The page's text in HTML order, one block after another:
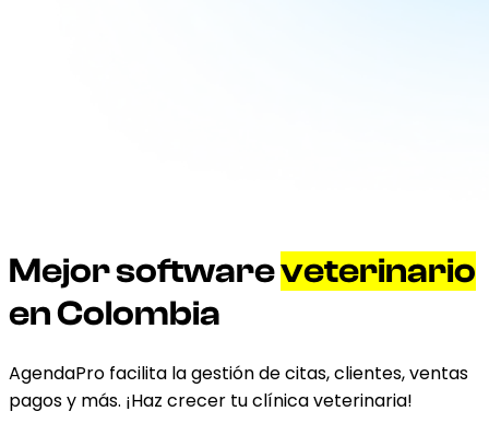
Mejor softwareveterinario
en Colombia
AgendaPro facilita la gestión de citas, clientes, ventas
pagos y más. ¡Haz crecer tu clínica veterinaria!